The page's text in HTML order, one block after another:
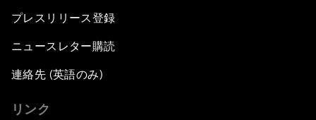
プレスリリース登録
ニュースレター購読
連絡先 (英語のみ)
リンク